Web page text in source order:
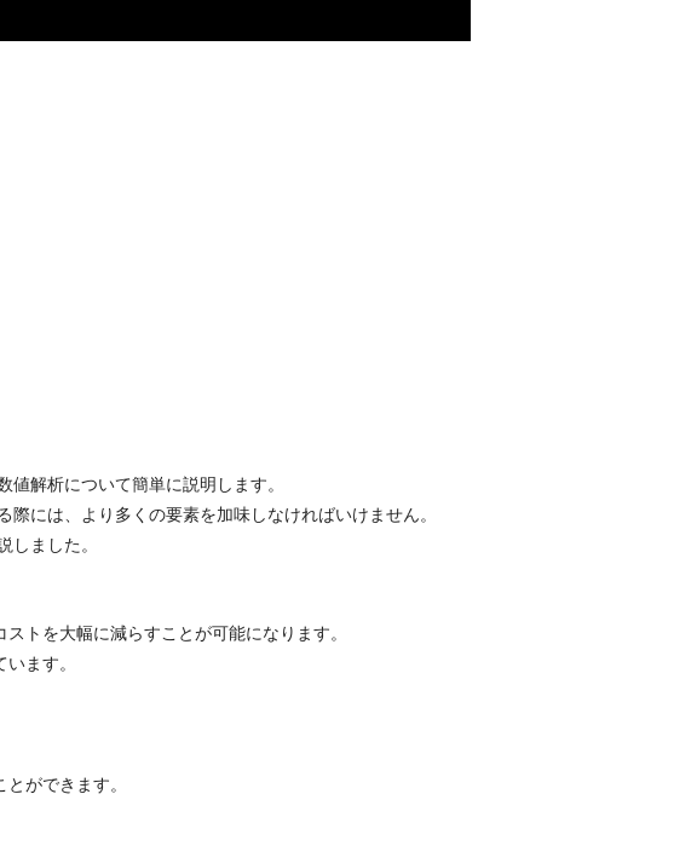
解析について簡単に説明します。
には、より多くの要素を加味しなければいけません。
ました。
トを大幅に減らすことが可能になります。
ます。
ができます。